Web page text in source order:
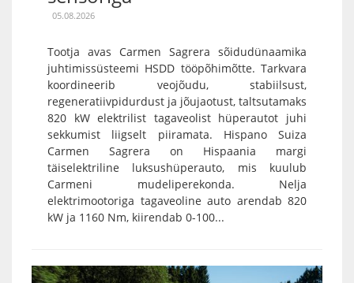
05.08.2026
Tootja avas Carmen Sagrera sõidudünaamika
juhtimissüsteemi HSDD tööpõhimõtte. Tarkvara
koordineerib veojõudu, stabiilsust,
regeneratiivpidurdust ja jõujaotust, taltsutamaks
820 kW elektrilist tagaveolist hüperautot juhi
sekkumist liigselt piiramata. Hispano Suiza
Carmen Sagrera on Hispaania margi
täiselektriline luksushüperauto, mis kuulub
Carmeni mudeliperekonda. Nelja
elektrimootoriga tagaveoline auto arendab 820
kW ja 1160 Nm, kiirendab 0-100...